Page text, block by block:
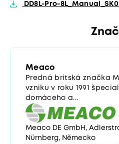
DD8L-Pro-
Meaco
Predná britská značka
vzniku v roku 1991
domáceho a...
Meaco DE GmbH,
Nürnberg, Německo